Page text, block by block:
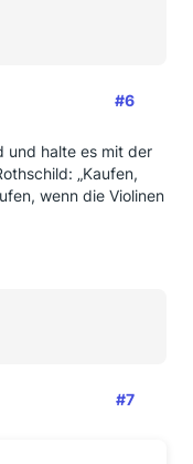
#6
und halte es mit der
„Kaufen,
wenn die Violinen
#7